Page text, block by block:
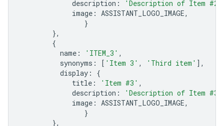
description : 'Description of Item #2'
image : ASSISTANT_LOGO_IMAGE,
}
},
{
name : 'ITEM_3' ,
synonyms : [ 'Item 3' , 'Third item' ],
display :
{
title : 'Item #3' ,
description : 'Description of Item #3'
image : ASSISTANT_LOGO_IMAGE,
}
},